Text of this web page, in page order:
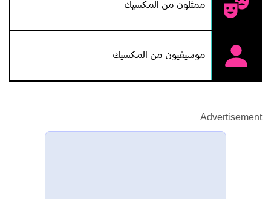
ممثلون من المكسيك
موسيقيون من المكسيك
Advertisement